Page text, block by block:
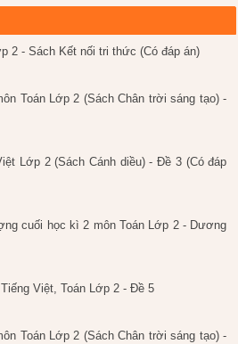
2 - Sách Kết nối tri thức (Có đáp án)
Toán Lớp 2 (Sách Chân trời sáng tạo) -
Lớp 2 (Sách Cánh diều) - Đề 3 (Có đáp
cuối học kì 2 môn Toán Lớp 2 - Dương
Việt, Toán Lớp 2 - Đề 5
Toán Lớp 2 (Sách Chân trời sáng tạo) -